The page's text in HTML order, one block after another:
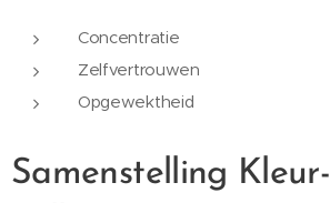
Concentratie
Zelfvertrouwen
Opgewektheid
Samenstelling